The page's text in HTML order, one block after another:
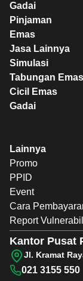
Gadai
Pinjaman
Emas
Jasa Lainnya
Simulasi
Tabungan Emas
Cicil Emas
Gadai
Lainnya
Promo
PPID
Event
Cara
Report
Kantor Pusat
Jl. Kramat
021 3155 550